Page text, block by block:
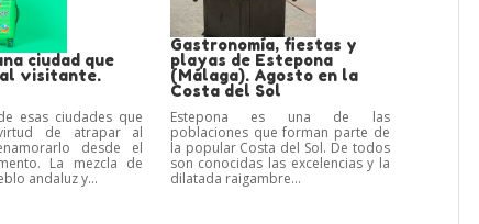
ciudad que
al visitante.
esas ciudades que
de atrapar al
desde el
La mezcla de
andaluz y...
Gastronomía, fiestas y
playas de Estepona
(Málaga). Agosto en la
Costa del Sol
Estepona es una de las
poblaciones que forman parte de
la popular Costa del Sol. De todos
son conocidas las excelencias y la
dilatada raigambre...